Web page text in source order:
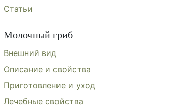
Статьи
Молочный гриб
Внешний вид
Описание и свойства
Приготовление и уход
Лечебные свойства